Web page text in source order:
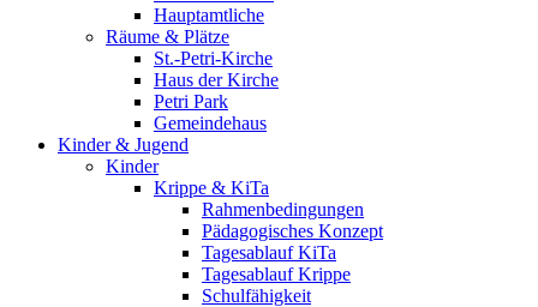
Hauptamtliche
Räume & Plätze
St.-Petri-Kirche
Haus der Kirche
Petri Park
Gemeindehaus
Kinder & Jugend
Kinder
Krippe & KiTa
Rahmenbedingungen
Pädagogisches Konzept
Tagesablauf KiTa
Tagesablauf Krippe
Schulfähigkeit